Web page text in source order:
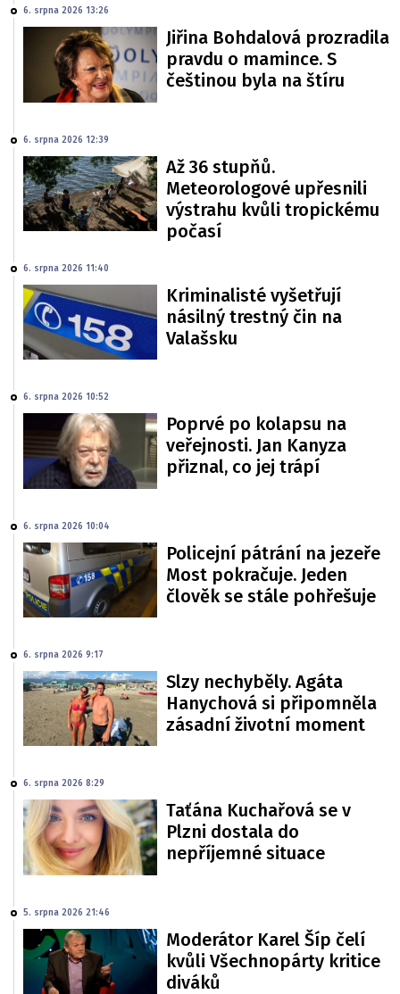
6. srpna 2026 13:26
Jiřina Bohdalová prozradila
pravdu o mamince. S
češtinou byla na štíru
6. srpna 2026 12:39
Až 36 stupňů.
Meteorologové upřesnili
výstrahu kvůli tropickému
počasí
6. srpna 2026 11:40
Kriminalisté vyšetřují
násilný trestný čin na
Valašsku
6. srpna 2026 10:52
Poprvé po kolapsu na
veřejnosti. Jan Kanyza
přiznal, co jej trápí
6. srpna 2026 10:04
Policejní pátrání na jezeře
Most pokračuje. Jeden
člověk se stále pohřešuje
6. srpna 2026 9:17
Slzy nechyběly. Agáta
Hanychová si připomněla
zásadní životní moment
6. srpna 2026 8:29
Taťána Kuchařová se v
Plzni dostala do
nepříjemné situace
5. srpna 2026 21:46
Moderátor Karel Šíp čelí
kvůli Všechnopárty kritice
diváků